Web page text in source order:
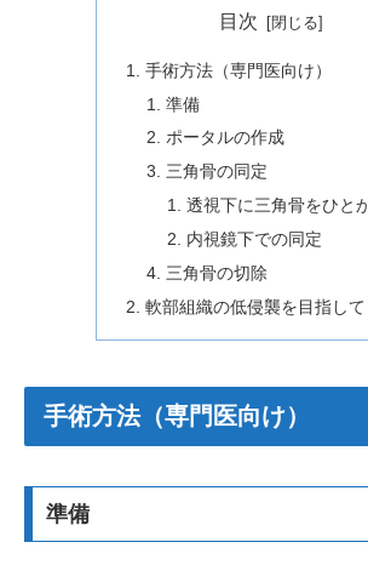
目次
手術方法（専門医向け）
準備
ポータルの作成
三角骨の同定
透視下に三角骨をひと
内視鏡下での同定
三角骨の切除
軟部組織の低侵襲を目指して
手術方法（専門医向け）
準備